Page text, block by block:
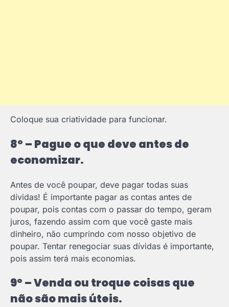
Coloque sua criatividade para funcionar.
8º – Pague o que deve antes de
economizar.
Antes de você poupar, deve pagar todas suas
dívidas! É importante pagar as contas antes de
poupar, pois contas com o passar do tempo, geram
juros, fazendo assim com que você gaste mais
dinheiro, não cumprindo com nosso objetivo de
poupar. Tentar renegociar suas dívidas é importante,
pois assim terá mais economias.
9º – Venda ou troque coisas que
não são mais úteis.